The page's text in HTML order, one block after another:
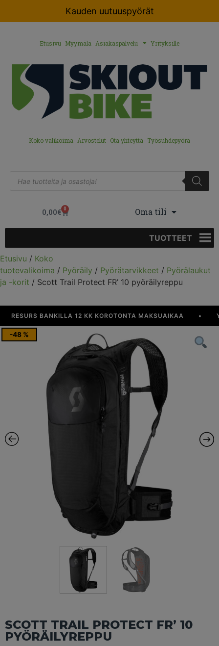
Kauden uutuuspyörät
Etusivu Myymälä Asiakaspalvelu Yrityksille
Koko valikoima Arvostelut Ota yhteyttä Työsuhdepyörä
0,00€ 0 Oma tili
TUOTTEET
Etusivu / Koko
tuotevalikoima / Pyöräily / Pyörätarvikkeet / Pyörälaukut
ja -korit / Scott Trail Protect FR’ 10 pyöräilyreppu
BANKILLA 12 KK KOROTONTA MAKSUAIKAA YLI
-48 %
SCOTT TRAIL PROTECT FR’ 10
PYÖRÄILYREPPU